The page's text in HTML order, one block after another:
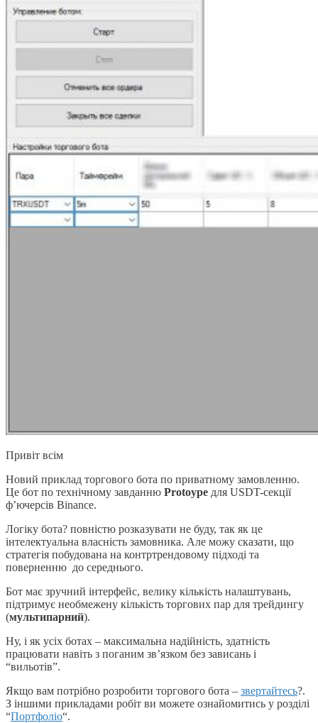
Привіт всім
Новий приклад торгового бота по приватному замовленню.
Це бот по технічному завданню Protoype для USDT-секції
ф’ючерсів Binance.
Логіку бота? повністю розказувати не буду, так як це
інтелектуальна власність замовника. Але можу сказати, що
стратегія побудована на контртрендовому підході та
поверненню до середнього.
Бот має зручний інтерфейс, велику кількість налаштувань,
підтримує необмежену кількість торгових пар для трейдингу
(мультипарний).
Ну, і як усіх ботах – максимальна надійність, здатність
працювати навіть з поганим зв’язком без зависань і
“вильотів”.
Якщо вам потрібно розробити торгового бота – звертайтесь?.
З іншими прикладами робіт ви можете ознайомитись у розділі
“Портфоліо“.